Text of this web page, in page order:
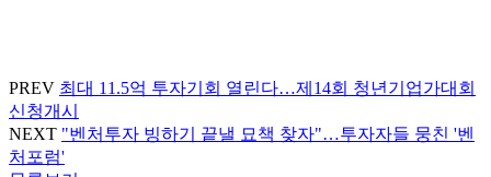
PREV 최대 11.5억 투자기회 열린다…제14회 청년기업가대회
신청개시
NEXT "벤처투자 빙하기 끝낼 묘책 찾자"…투자자들 뭉친 '벤
처포럼'